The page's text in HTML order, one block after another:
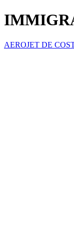
AEROJET DE